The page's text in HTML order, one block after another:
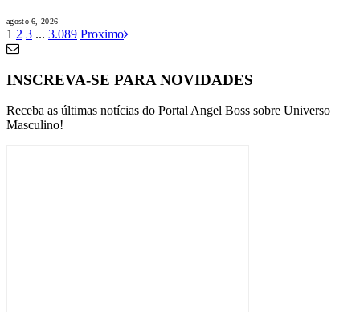
agosto 6, 2026
1 2 3 ... 3.089 Proximo
INSCREVA-SE PARA NOVIDADES
Receba as últimas notícias do Portal Angel Boss sobre Universo
Masculino!